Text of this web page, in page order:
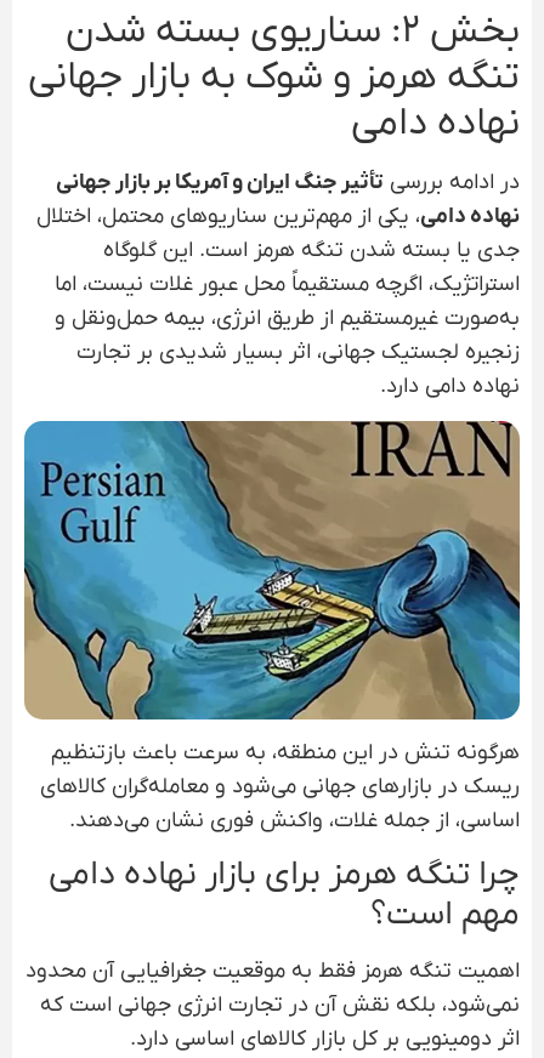
بخش ۲: سناریوی بسته شدن
تنگه هرمز و شوک به بازار جهانی
نهاده دامی
در ادامه بررسی تأثیر جنگ ایران و آمریکا بر بازار جهانی
نهاده دامی، یکی از مهم‌ترین سناریوهای محتمل، اختلال
جدی یا بسته شدن تنگه هرمز است. این گلوگاه
استراتژیک، اگرچه مستقیماً محل عبور غلات نیست، اما
به‌صورت غیرمستقیم از طریق انرژی، بیمه حمل‌ونقل و
زنجیره لجستیک جهانی، اثر بسیار شدیدی بر تجارت
نهاده دامی دارد.
هرگونه تنش در این منطقه، به سرعت باعث بازتنظیم
ریسک در بازارهای جهانی می‌شود و معامله‌گران کالاهای
اساسی، از جمله غلات، واکنش فوری نشان می‌دهند.
چرا تنگه هرمز برای بازار نهاده دامی
مهم است؟
اهمیت تنگه هرمز فقط به موقعیت جغرافیایی آن محدود
نمی‌شود، بلکه نقش آن در تجارت انرژی جهانی است که
اثر دومینویی بر کل بازار کالاهای اساسی دارد.